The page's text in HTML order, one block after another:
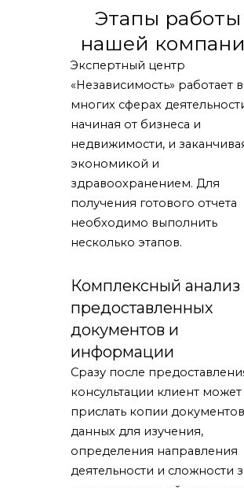
Этапы работы
нашей
Экспертный центр
«Независимость» работает
многих сферах
начиная от бизнеса и
недвижимости, и
экономикой и
здравоохранением. Для
получения готового отчета
необходимо выполнить
несколько этапов.
Комплексный анализ
предоставленных
документов и
информации
Сразу после
консультации клиент может
прислать копии
данных для изучения,
определения направления
деятельности и сложности